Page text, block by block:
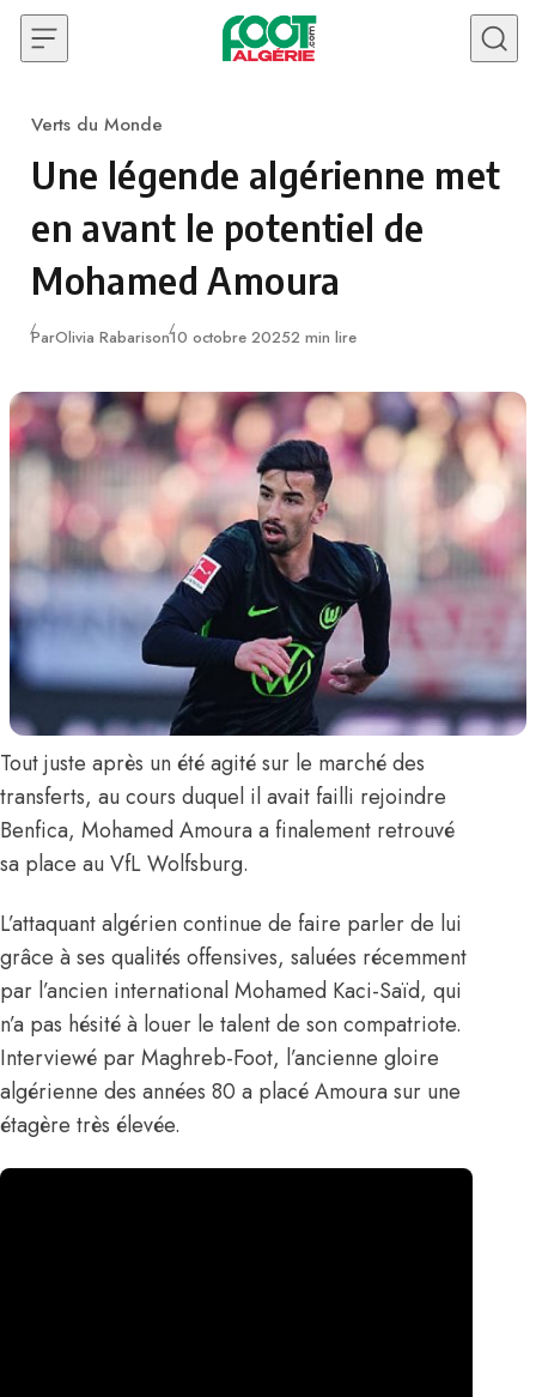
Skip to content
Category
Verts du Monde
Une légende algérienne met
en avant le potentiel de
Mohamed Amoura
ParOlivia RabarisonPublié
10 octobre 20252 min lire
Tout juste après un été agité sur le marché des
transferts, au cours duquel il avait failli rejoindre
Benfica, Mohamed Amoura a finalement retrouvé
sa place au VfL Wolfsburg.
L’attaquant algérien continue de faire parler de lui
grâce à ses qualités offensives, saluées récemment
par l’ancien internationalMohamed Kaci-Saïd, qui
n’a pas hésité à louer le talent de son compatriote.
Interviewé par Maghreb-Foot, l’ancienne gloire
algérienne des années 80 a placé Amoura sur une
étagère très élevée.